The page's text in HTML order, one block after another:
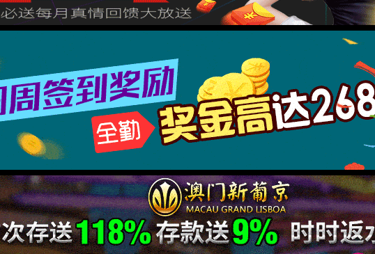
10号 邮箱 ldgs@elongda.com
13008182号 ©️版权所有2018 谈球吧·(体育)官方网站 京公网安备
XML 地